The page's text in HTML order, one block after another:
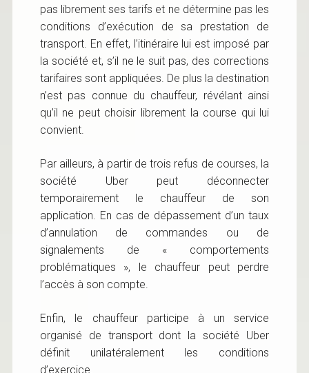
pas librement ses tarifs et ne détermine pas les
conditions d’exécution de sa prestation de
transport. En effet, l’itinéraire lui est imposé par
la société et, s’il ne le suit pas, des corrections
tarifaires sont appliquées. De plus la destination
n’est pas connue du chauffeur, révélant ainsi
qu’il ne peut choisir librement la course qui lui
convient.
Par ailleurs, à partir de trois refus de courses, la
société Uber peut déconnecter
temporairement le chauffeur de son
application. En cas de dépassement d’un taux
d’annulation de commandes ou de
signalements de « comportements
problématiques », le chauffeur peut perdre
l’accès à son compte.
Enfin, le chauffeur participe à un service
organisé de transport dont la société Uber
définit unilatéralement les conditions
d’exercice.